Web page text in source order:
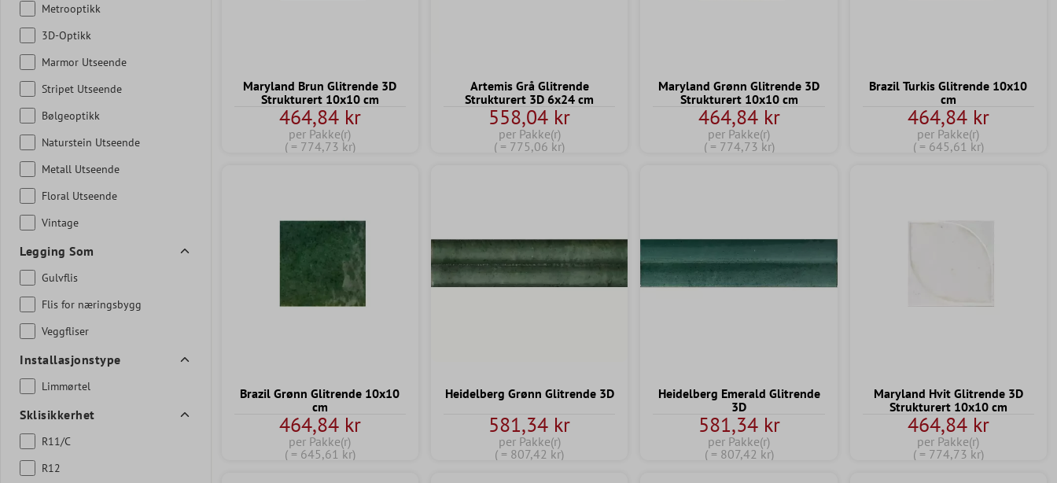
Metrooptikk
3D-Optikk
Marmor Utseende
Stripet Utseende
Bølgeoptikk
Naturstein Utseende
Metall Utseende
Floral Utseende
Vintage
Legging Som
Gulvflis
Flis for næringsbygg
Veggfliser
Installasjonstype
Limmørtel
Sklisikkerhet
R11/C
R12
Maryland Brun Glitrende 3D
Strukturert 10x10 cm
464,84 kr
per Pakke(r)
( = 774,73 kr)
Artemis Grå Glitrende
Strukturert 3D 6x24 cm
558,04 kr
per Pakke(r)
( = 775,06 kr)
Maryland Grønn Glitrende 3D
Strukturert 10x10 cm
464,84 kr
per Pakke(r)
( = 774,73 kr)
Brazil Turkis Glitrende 10x10
cm
464,84 kr
per Pakke(r)
( = 645,61 kr)
Brazil Grønn Glitrende 10x10
cm
464,84 kr
per Pakke(r)
( = 645,61 kr)
Heidelberg Grønn Glitrende 3D
581,34 kr
per Pakke(r)
( = 807,42 kr)
Heidelberg Emerald Glitrende
3D
581,34 kr
per Pakke(r)
( = 807,42 kr)
Maryland Hvit Glitrende 3D
Strukturert 10x10 cm
464,84 kr
per Pakke(r)
( = 774,73 kr)